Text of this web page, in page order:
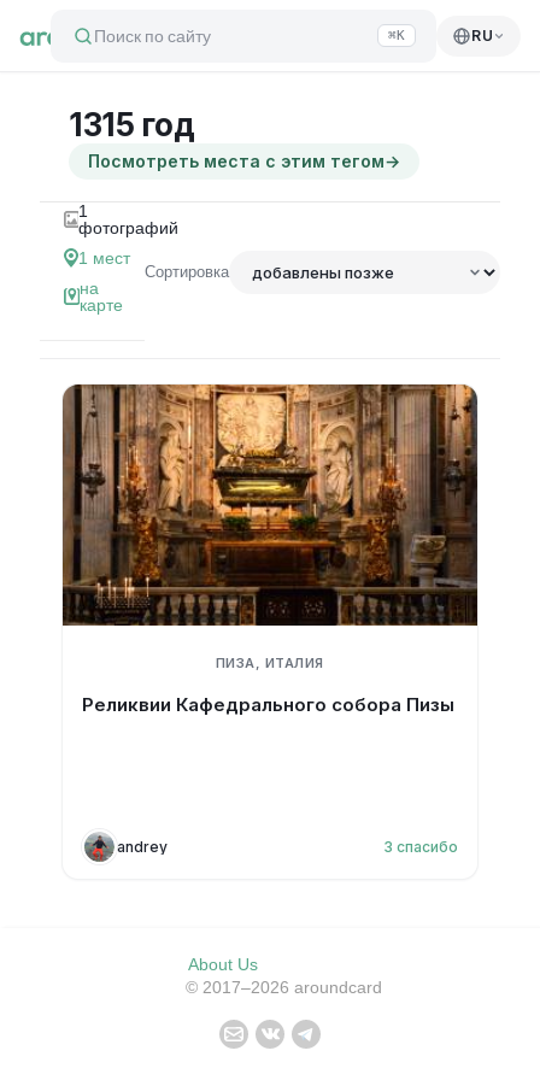
Поиск по сайту ⌘K RU
1315 год
Посмотреть места с этим тегом→
1
фотографий
1 мест
на
карте
Сортировка
ПИЗА, ИТАЛИЯ
Реликвии Кафедрального собора Пизы
andrey 3 спасибо
About Us
© 2017–2026 aroundcard